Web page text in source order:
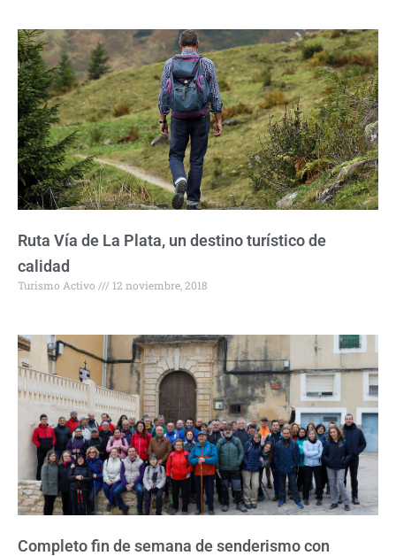
Ruta Vía de La Plata, un destino turístico de
calidad
Turismo Activo 12 noviembre, 2018
Completo fin de semana de senderismo con